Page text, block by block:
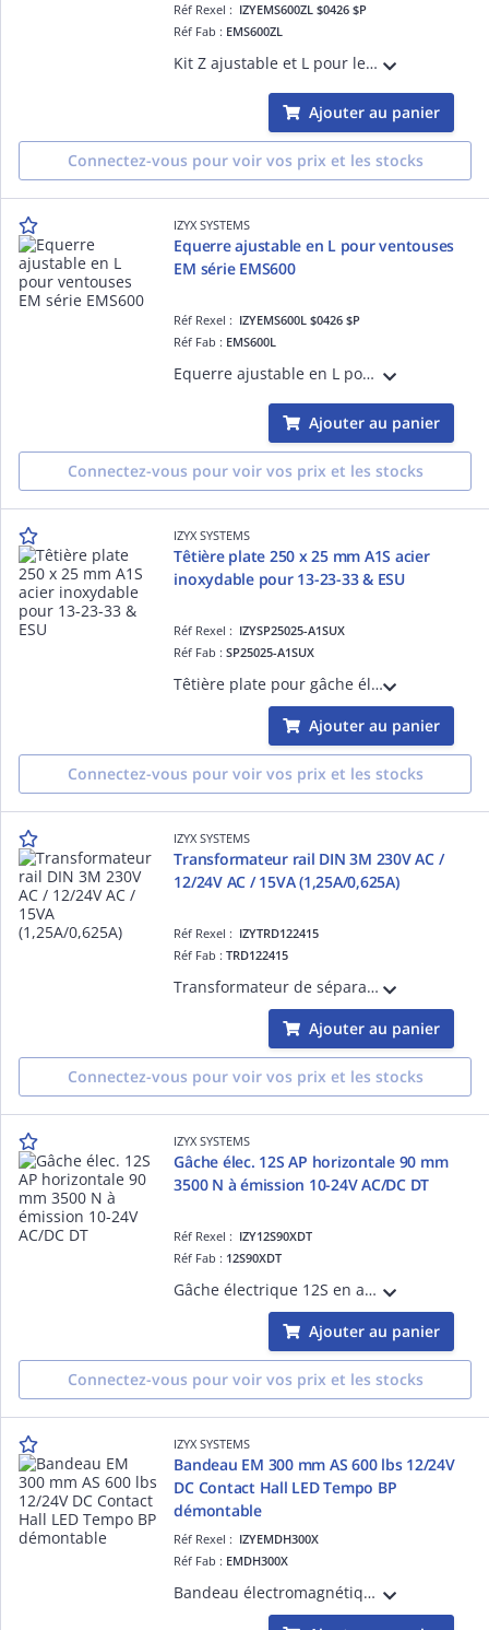
Réf Rexel : IZYEMS600ZL $0426 $P
Réf Fab : EMS600ZL
Kit Z ajustable et L pour les ventouses électromagnétiques de la série EMS600 sur porte poussante
Ajouter au panier
Connectez-vous pour voir vos prix et les stocks
IZYX SYSTEMS
Equerre ajustable en L pour ventouses
EM série EMS600
Réf Rexel : IZYEMS600L $0426 $P
Réf Fab : EMS600L
Equerre ajustable en L pour les ventouses électromagnétiques de la série EMS600 sur porte tirante
Ajouter au panier
Connectez-vous pour voir vos prix et les stocks
IZYX SYSTEMS
Têtière plate 250 x 25 mm A1S acier
inoxydable pour 13-23-33 & ESU
Réf Rexel : IZYSP25025-A1SUX
Réf Fab :SP25025-A1SUX
Têtière plate pour gâche électrique 250 x 25 mm A1S acier inoxydable pour gâches série 3 & ESU
Ajouter au panier
Connectez-vous pour voir vos prix et les stocks
IZYX SYSTEMS
Transformateur rail DIN 3M 230V AC /
12/24V AC / 15VA (1,25A/0,625A)
Réf Rexel : IZYTRD122415
Réf Fab :TRD122415
Transformateur de séparation de sécurité, rail DIN, 3M, 230V AC / 12/24V AC / 15VA (1,25A/0,625A)
Ajouter au panier
Connectez-vous pour voir vos prix et les stocks
IZYX SYSTEMS
Gâche élec. 12S AP horizontale 90 mm
3500 N à émission 10-24V AC/DC DT
Réf Rexel : IZY12S90XDT
Réf Fab : 12S90XDT
Gâche électrique 12S en applique, horizontale 90 mm, 3500 N, à émission de courant, 10-24V AC/DC, diode transil TVS intégrée, droite tirant
Ajouter au panier
Connectez-vous pour voir vos prix et les stocks
IZYX SYSTEMS
Bandeau EM 300 mm AS 600 lbs 12/24V
DC Contact Hall LED Tempo BP
démontable
Réf Rexel : IZYEMDH300X
Réf Fab : EMDH300X
Bandeau électromagnétique EMDH 300 mm, aluminium anodisé naturel, 600 lbs (série 300 kg), à rupture de courant, 12 ou 24V DC, 1 contact CO/NO/NF, LED d'état vert/rouge, temporisation intégrée et bouton poussoir, éjecteur anti-rémanence